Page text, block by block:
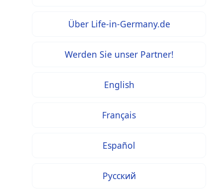
Über Life-in-Germany.de
Werden Sie unser Partner!
English
Français
Español
Русский